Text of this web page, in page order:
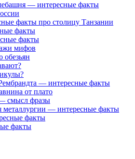
— интересные факты
факты про столицу Танзании
факты
факты
мифов
— интересные факты
от плато
смысл фразы
металлургии — интересные факты
факты
факты